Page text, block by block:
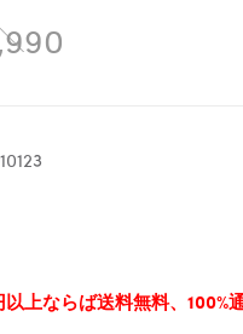
上ならば送料無料、